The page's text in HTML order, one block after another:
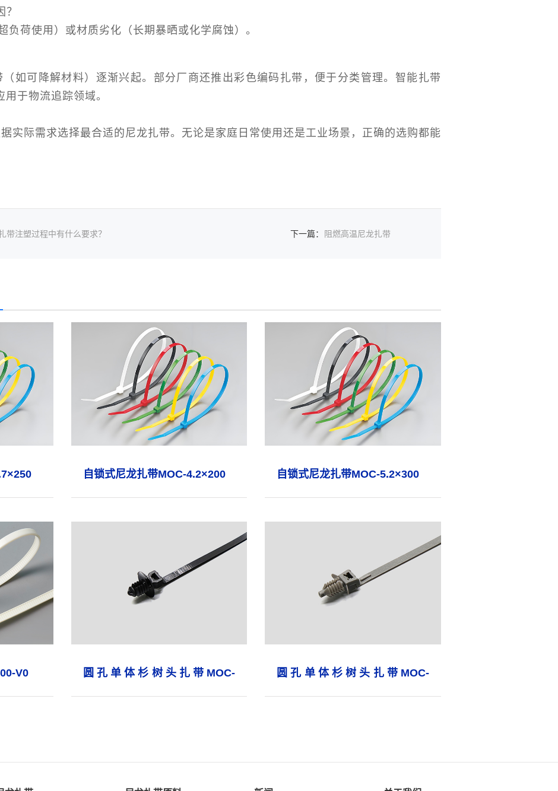
负荷使用）或材质劣化（长期暴晒或化学腐蚀）。
如可降解材料）逐渐兴起。部分厂商还推出彩色编码扎带，便于分类管理。智能扎带
用于物流追踪领域。
实际需求选择最合适的尼龙扎带。无论是家庭日常使用还是工业场景，正确的选购都能
带注塑过程中有什么要求？ 下一篇： 阻燃高温尼龙扎带
自锁式尼龙扎带MOC-4.2×200 自锁式尼龙扎带MOC-5.2×300
V0 圆孔单体杉树头扎带MOC- 圆孔单体杉树头扎带MOC-